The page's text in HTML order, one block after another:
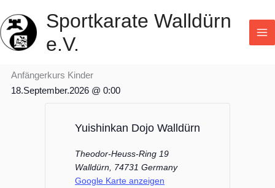
Inhalt
springen
Sportkarate Walldürn
e.V.
Anfängerkurs Kinder
18.September.2026 @ 0:00
Yuishinkan Dojo Walldürn
Theodor-Heuss-Ring 19
Walldürn
74731 Germany
Google Karte anzeigen